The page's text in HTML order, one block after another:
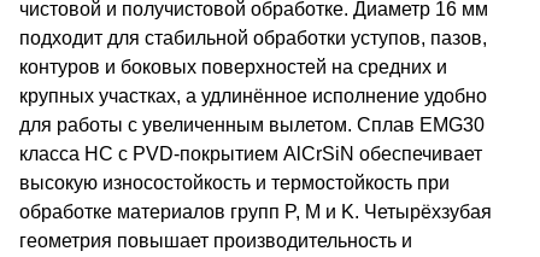
чистовой и получистовой обработке. Диаметр 16 мм
подходит для стабильной обработки уступов, пазов,
контуров и боковых поверхностей на средних и
крупных участках, а удлинённое исполнение удобно
для работы с увеличенным вылетом. Сплав EMG30
класса HC с PVD-покрытием AlCrSiN обеспечивает
высокую износостойкость и термостойкость при
обработке материалов групп P, M и K. Четырёхзубая
геометрия повышает производительность и